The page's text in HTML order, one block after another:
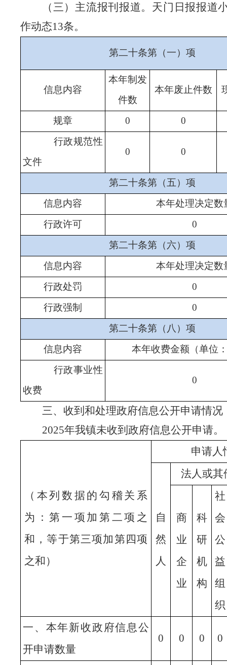
（三）主流报刊报道。 天门日报报道
作动态13条。
第二十条第（一）项
信息内容
本年制发
件数
本年废止件数
规章 0
0
行政规范性
文件
0 0
第二十条第（五）项
信息内容
本年处理决定数
行政许可
0
第二十条第（六）项
信息内容
本年处理决定数
行政处罚
0
行政强制
0
第二十条第（八）项
信息内容
本年收费金额（单位
行政事业性
收费
0
三、收到和处理政府信息公开申请情况
2025年我镇未收到政府信息公开申请。
（本列数据的勾稽关系
为：第一项加第二项之
和，等于第三项加第四项
之和）
申请人
自
然
人
法人或其
商
业
企
业
科
研
机
构
社
会
公
益
组
织
一、本年新收政府信息公
开申请数量
0 0 0 0